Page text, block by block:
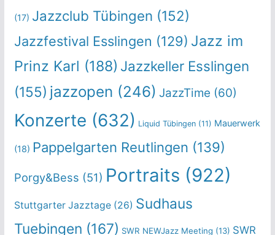
(17) Jazzclub Tübingen (152)
Jazzfestival Esslingen (129) Jazz im
Prinz Karl (188) Jazzkeller Esslingen
(155) jazzopen (246) JazzTime (60)
Konzerte (632) Liquid Tübingen(11) Mauerwerk
(18) Pappelgarten Reutlingen (139)
Porgy&Bess (51) Portraits (922)
Stuttgarter Jazztage(26) Sudhaus
Tuebingen (167) SWR NEWJazz Meeting (13) SWR